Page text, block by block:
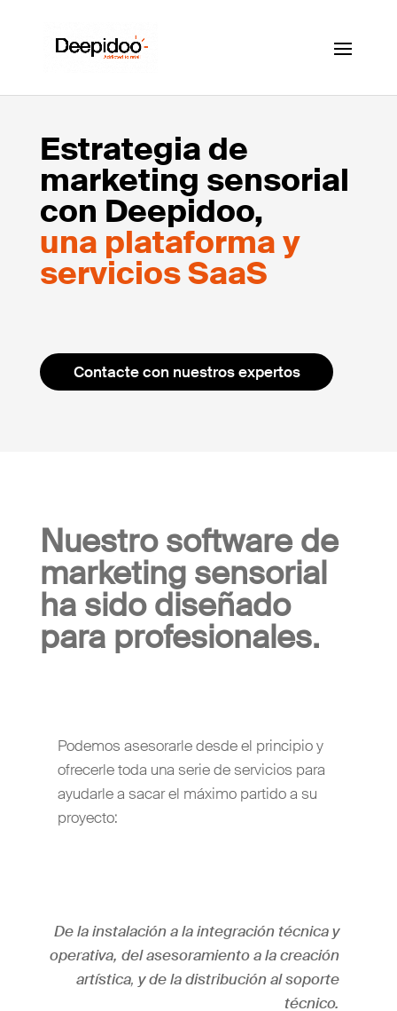
Estrategia de
marketing sensorial
con Deepidoo,
una plataforma y
servicios SaaS
Contacte con nuestros expertos
Nuestro software de
marketing sensorial
ha sido diseñado
para profesionales.
Podemos asesorarle desde el principio y
ofrecerle toda una serie de servicios para
ayudarle a sacar el máximo partido a su
proyecto:
De la instalación a la integración técnica y
operativa, del asesoramiento a la creación
artística,y de la distribución al soporte
técnico.